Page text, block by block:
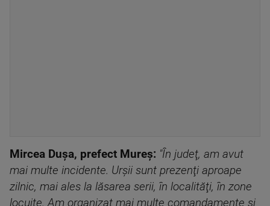
Mircea Dușa, prefect Mureş: "În judeţ, am avut
mai multe incidente. Urşii sunt prezenţi aproape
zilnic, mai ales la lăsarea serii, în localităţi, în zone
locuite. Am organizat mai multe comandamente şi